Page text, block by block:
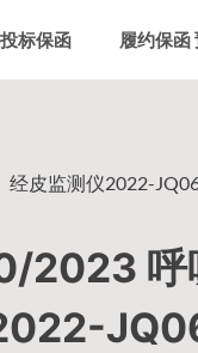
投标保函 履约保函
皮监测仪2022-
2023 呼